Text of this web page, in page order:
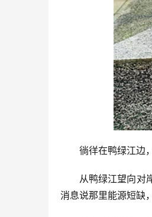
徜徉在鸭绿江边
从鸭绿江望向对
消息说那里能源短缺